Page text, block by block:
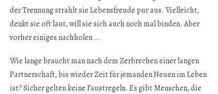
der Trennung strahlt sie Lebensfreude pur aus. Vielleicht,
denkt sie oft laut, will sie sich auch noch mal binden. Aber
vorher einiges nachholen …
Wie lange braucht man nach dem Zerbrechen einer langen
Partnerschaft, bis wieder Zeit für jemanden Neuen im Leben
ist? Sicher gelten keine Faustregeln. Es gibt Menschen, die